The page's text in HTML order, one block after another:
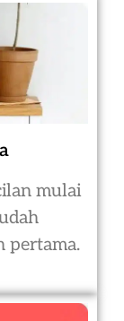
mulai
pertama.